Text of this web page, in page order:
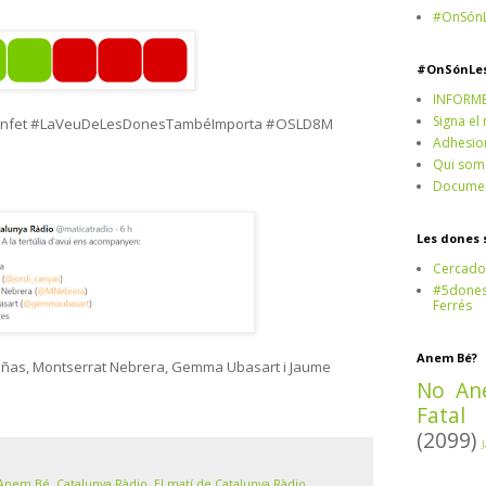
#LaVeuDeLesDonesTambéImporta #OSLD8M
Montserrat Nebrera, Gemma Ubasart i Jaume
Signa el
Qui som
Les dones
Ferrés
Anem Bé?
No
Fatal
(2099)